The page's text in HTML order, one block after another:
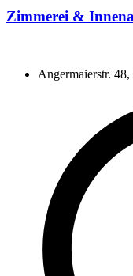
Zimmerei &
Angermaierstr.